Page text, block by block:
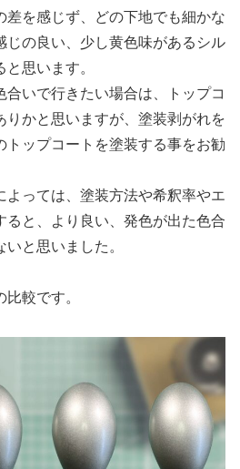
差を感じず、どの下地でも細かな
じの良い、少し黄色味があるシル
思います。
合いで行きたい場合は、トップコ
りかと思いますが、塗装剥がれを
トップコートを塗装する事をお勧
よっては、塗装方法や希釈率やエ
ると、より良い、発色が出た色合
と思いました。
較です。